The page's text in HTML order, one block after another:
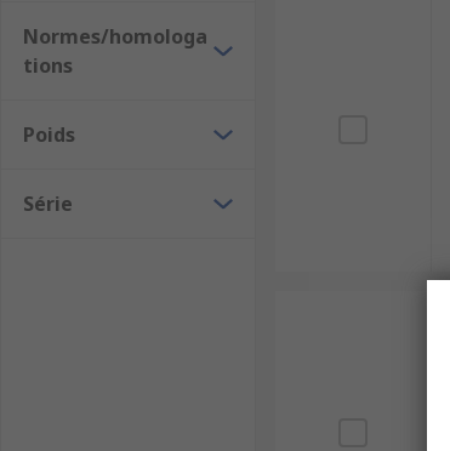
Normes/homologa
tions
Poids
Série